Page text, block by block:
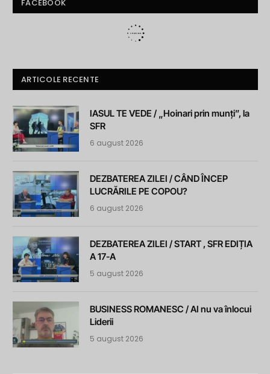
FACEBOOK
ARTICOLE RECENTE
IASUL TE VEDE / „Hoinari prin munți”, la
SFR
6 august 2026
DEZBATEREA ZILEI / CÂND ÎNCEP
LUCRĂRILE PE COPOU?
6 august 2026
DEZBATEREA ZILEI / START , SFR EDIȚIA
A 17-A
5 august 2026
BUSINESS ROMANESC / AI nu va înlocui
Liderii
5 august 2026